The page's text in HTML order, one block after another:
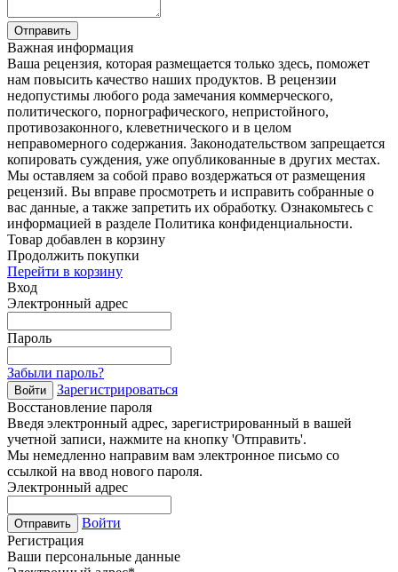
Отправить
Важная информация
Ваша рецензия, которая размещается только здесь, поможет
нам повысить качество наших продуктов. В рецензии
недопустимы любого рода замечания коммерческого,
политического, порнографического, непристойного,
противозаконного, клеветнического и в целом
неправомерного содержания. Законодательством запрещается
копировать суждения, уже опубликованные в других местах.
Мы оставляем за собой право воздержаться от размещения
рецензий. Вы вправе просмотреть и исправить собранные о
вас данные, а также запретить их обработку. Ознакомьтесь с
информацией в разделе Политика конфиденциальности.
Товар добавлен в корзину
Продолжить покупки
Перейти в корзину
Вход
Электронный адрес
Пароль
Забыли пароль?
Войти
Зарегистрироваться
Восстановление пароля
Введя электронный адрес, зарегистрированный в вашей
учетной записи, нажмите на кнопку 'Отправить'.
Мы немедленно направим вам электронное письмо со
ссылкой на ввод нового пароля.
Электронный адрес
Отправить
Войти
Регистрация
Ваши персональные данные